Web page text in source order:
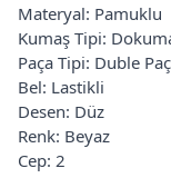
Materyal: Pamuklu
Kumaş Tipi:
Paça Tipi: Duble
Bel: Lastikli
Desen: Düz
Renk: Beyaz
Cep: 2